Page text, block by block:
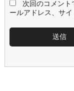
次回のコメント
ールアドレス、サイ